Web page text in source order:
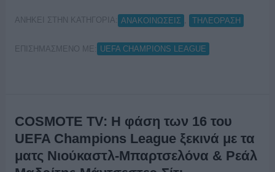
ΑΝΗΚΕΙ ΣΤΗΝ ΚΑΤΗΓΟΡΙΑ: ΑΝΑΚΟΙΝΩΣΕΙΣ ΤΗΛΕΟΡΑΣΗ
ΕΠΙΣΗΜΑΣΜΕΝΟ ΜΕ: UEFA CHAMPIONS LEAGUE
COSMOTE TV: Η φάση των 16 του
UEFA Champions League ξεκινά με τα
ματς Νιούκαστλ-Μπαρτσελόνα & Ρεάλ